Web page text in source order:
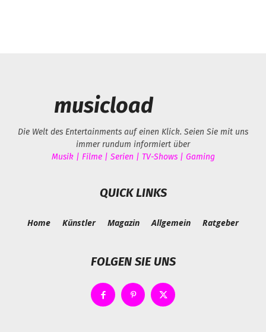
musicload
Die Welt des Entertainments auf einen Klick. Seien Sie mit uns
immer rundum informiert über
Musik | Filme | Serien | TV-Shows | Gaming
QUICK LINKS
Home Künstler Magazin Allgemein Ratgeber
FOLGEN SIE UNS